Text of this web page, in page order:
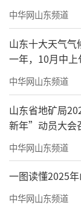
立足国
展览深
部署，紧扣
海洋科技
领域取得
陆海统筹、
中华网山东频道
山东十大天气
一年，10月中
中华网山东频道
山东省地矿局
新年”动员大会
中华网山东频道
一图读懂2025
中华网山东频道